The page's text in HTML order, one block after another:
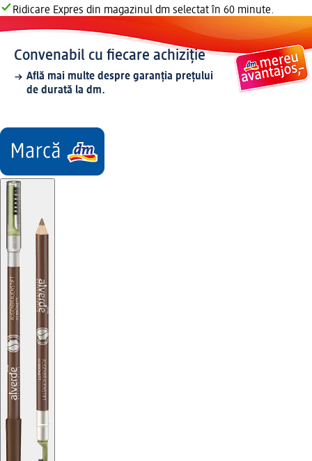
Ridicare Expres din magazinul dm selectat în 60 minute.
Convenabil cu fiecare achiziție
Află mai multe despre garanția prețului
de durată la dm.